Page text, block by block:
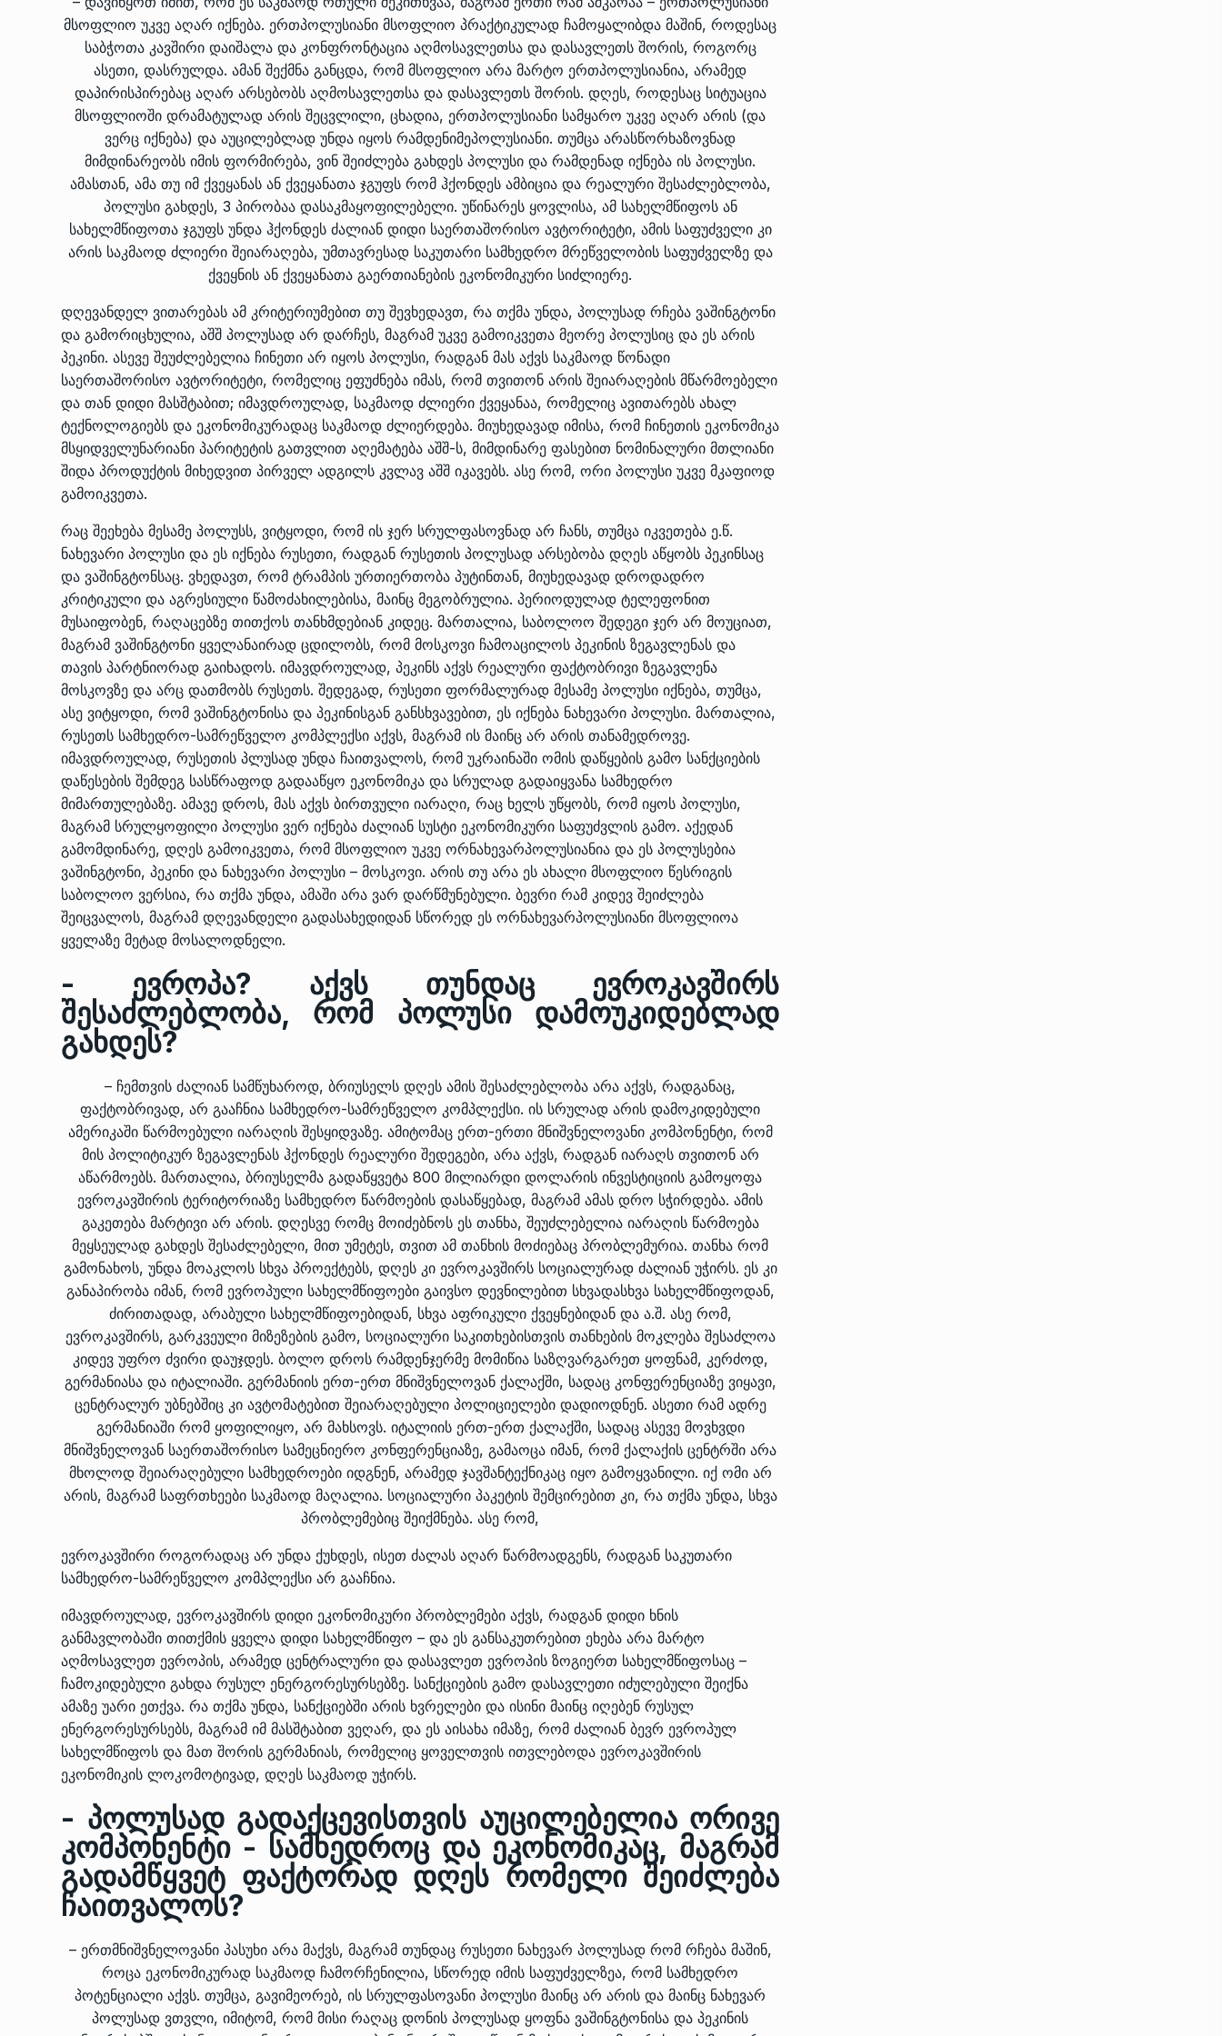
მსოფლიო უკვე აღარ იქნება. ერთპოლუსიანი მსოფლიო პრაქტიკულად ჩამოყალიბდა მაშინ, როდესაც
საბჭოთა კავშირი დაიშალა და კონფრონტაცია აღმოსავლეთსა და დასავლეთს შორის, როგორც
ასეთი, დასრულდა. ამან შექმნა განცდა, რომ მსოფლიო არა მარტო ერთპოლუსიანია, არამედ
დაპირისპირებაც აღარ არსებობს აღმოსავლეთსა და დასავლეთს შორის. დღეს, როდესაც სიტუაცია
მსოფლიოში დრამატულად არის შეცვლილი, ცხადია, ერთპოლუსიანი სამყარო უკვე აღარ არის (და
ვერც იქნება) და აუცილებლად უნდა იყოს რამდენიმეპოლუსიანი. თუმცა არასწორხაზოვნად
მიმდინარეობს იმის ფორმირება, ვინ შეიძლება გახდეს პოლუსი და რამდენად იქნება ის პოლუსი.
ამასთან, ამა თუ იმ ქვეყანას ან ქვეყანათა ჯგუფს რომ ჰქონდეს ამბიცია და რეალური შესაძლებლობა,
პოლუსი გახდეს, 3 პირობაა დასაკმაყოფილებელი. უწინარეს ყოვლისა, ამ სახელმწიფოს ან
სახელმწიფოთა ჯგუფს უნდა ჰქონდეს ძალიან დიდი საერთაშორისო ავტორიტეტი, ამის საფუძველი კი
არის საკმაოდ ძლიერი შეიარაღება, უმთავრესად საკუთარი სამხედრო მრეწველობის საფუძველზე და
ქვეყნის ან ქვეყანათა გაერთიანების ეკონომიკური სიძლიერე.
დღევანდელ ვითარებას ამ კრიტერიუმებით თუ შევხედავთ, რა თქმა უნდა, პოლუსად რჩება ვაშინგტონი
და გამორიცხულია, აშშ პოლუსად არ დარჩეს, მაგრამ უკვე გამოიკვეთა მეორე პოლუსიც და ეს არის
პეკინი. ასევე შეუძლებელია ჩინეთი არ იყოს პოლუსი, რადგან მას აქვს საკმაოდ წონადი
საერთაშორისო ავტორიტეტი, რომელიც ეფუძნება იმას, რომ თვითონ არის შეიარაღების მწარმოებელი
და თან დიდი მასშტაბით; იმავდროულად, საკმაოდ ძლიერი ქვეყანაა, რომელიც ავითარებს ახალ
ტექნოლოგიებს და ეკონომიკურადაც საკმაოდ ძლიერდება. მიუხედავად იმისა, რომ ჩინეთის ეკონომიკა
მსყიდველუნარიანი პარიტეტის გათვლით აღემატება აშშ-ს, მიმდინარე ფასებით ნომინალური მთლიანი
შიდა პროდუქტის მიხედვით პირველ ადგილს კვლავ აშშ იკავებს. ასე რომ, ორი პოლუსი უკვე მკაფიოდ
გამოიკვეთა.
რაც შეეხება მესამე პოლუსს, ვიტყოდი, რომ ის ჯერ სრულფასოვნად არ ჩანს, თუმცა იკვეთება ე.წ.
ნახევარი პოლუსი და ეს იქნება რუსეთი, რადგან რუსეთის პოლუსად არსებობა დღეს აწყობს პეკინსაც
და ვაშინგტონსაც. ვხედავთ, რომ ტრამპის ურთიერთობა პუტინთან, მიუხედავად დროდადრო
კრიტიკული და აგრესიული წამოძახილებისა, მაინც მეგობრულია. პერიოდულად ტელეფონით
მუსაიფობენ, რაღაცებზე თითქოს თანხმდებიან კიდეც. მართალია, საბოლოო შედეგი ჯერ არ მოუციათ,
მაგრამ ვაშინგტონი ყველანაირად ცდილობს, რომ მოსკოვი ჩამოაცილოს პეკინის ზეგავლენას და
თავის პარტნიორად გაიხადოს. იმავდროულად, პეკინს აქვს რეალური ფაქტობრივი ზეგავლენა
მოსკოვზე და არც დათმობს რუსეთს. შედეგად, რუსეთი ფორმალურად მესამე პოლუსი იქნება, თუმცა,
ასე ვიტყოდი, რომ ვაშინგტონისა და პეკინისგან განსხვავებით, ეს იქნება ნახევარი პოლუსი. მართალია,
რუსეთს სამხედრო-სამრეწველო კომპლექსი აქვს, მაგრამ ის მაინც არ არის თანამედროვე.
იმავდროულად, რუსეთის პლუსად უნდა ჩაითვალოს, რომ უკრაინაში ომის დაწყების გამო სანქციების
დაწესების შემდეგ სასწრაფოდ გადააწყო ეკონომიკა და სრულად გადაიყვანა სამხედრო
მიმართულებაზე. ამავე დროს, მას აქვს ბირთვული იარაღი, რაც ხელს უწყობს, რომ იყოს პოლუსი,
მაგრამ სრულყოფილი პოლუსი ვერ იქნება ძალიან სუსტი ეკონომიკური საფუძვლის გამო. აქედან
გამომდინარე, დღეს გამოიკვეთა, რომ მსოფლიო უკვე ორნახევარპოლუსიანია და ეს პოლუსებია
ვაშინგტონი, პეკინი და ნახევარი პოლუსი – მოსკოვი. არის თუ არა ეს ახალი მსოფლიო წესრიგის
საბოლოო ვერსია, რა თქმა უნდა, ამაში არა ვარ დარწმუნებული. ბევრი რამ კიდევ შეიძლება
შეიცვალოს, მაგრამ დღევანდელი გადასახედიდან სწორედ ეს ორნახევარპოლუსიანი მსოფლიოა
ყველაზე მეტად მოსალოდნელი.
- ევროპა? აქვს თუნდაც ევროკავშირს
შესაძლებლობა, რომ პოლუსი დამოუკიდებლად
გახდეს?
– ჩემთვის ძალიან სამწუხაროდ, ბრიუსელს დღეს ამის შესაძლებლობა არა აქვს, რადგანაც,
ფაქტობრივად, არ გააჩნია სამხედრო-სამრეწველო კომპლექსი. ის სრულად არის დამოკიდებული
ამერიკაში წარმოებული იარაღის შესყიდვაზე. ამიტომაც ერთ-ერთი მნიშვნელოვანი კომპონენტი, რომ
მის პოლიტიკურ ზეგავლენას ჰქონდეს რეალური შედეგები, არა აქვს, რადგან იარაღს თვითონ არ
აწარმოებს. მართალია, ბრიუსელმა გადაწყვეტა 800 მილიარდი დოლარის ინვესტიციის გამოყოფა
ევროკავშირის ტერიტორიაზე სამხედრო წარმოების დასაწყებად, მაგრამ ამას დრო სჭირდება. ამის
გაკეთება მარტივი არ არის. დღესვე რომც მოიძებნოს ეს თანხა, შეუძლებელია იარაღის წარმოება
მეყსეულად გახდეს შესაძლებელი, მით უმეტეს, თვით ამ თანხის მოძიებაც პრობლემურია. თანხა რომ
გამონახოს, უნდა მოაკლოს სხვა პროექტებს, დღეს კი ევროკავშირს სოციალურად ძალიან უჭირს. ეს კი
განაპირობა იმან, რომ ევროპული სახელმწიფოები გაივსო დევნილებით სხვადასხვა სახელმწიფოდან,
ძირითადად, არაბული სახელმწიფოებიდან, სხვა აფრიკული ქვეყნებიდან და ა.შ. ასე რომ,
ევროკავშირს, გარკვეული მიზეზების გამო, სოციალური საკითხებისთვის თანხების მოკლება შესაძლოა
კიდევ უფრო ძვირი დაუჯდეს. ბოლო დროს რამდენჯერმე მომიწია საზღვარგარეთ ყოფნამ, კერძოდ,
გერმანიასა და იტალიაში. გერმანიის ერთ-ერთ მნიშვნელოვან ქალაქში, სადაც კონფერენციაზე ვიყავი,
ცენტრალურ უბნებშიც კი ავტომატებით შეიარაღებული პოლიციელები დადიოდნენ. ასეთი რამ ადრე
გერმანიაში რომ ყოფილიყო, არ მახსოვს. იტალიის ერთ-ერთ ქალაქში, სადაც ასევე მოვხვდი
მნიშვნელოვან საერთაშორისო სამეცნიერო კონფერენციაზე, გამაოცა იმან, რომ ქალაქის ცენტრში არა
მხოლოდ შეიარაღებული სამხედროები იდგნენ, არამედ ჯავშანტექნიკაც იყო გამოყვანილი. იქ ომი არ
არის, მაგრამ საფრთხეები საკმაოდ მაღალია. სოციალური პაკეტის შემცირებით კი, რა თქმა უნდა, სხვა
პრობლემებიც შეიქმნება. ასე რომ,
ევროკავშირი როგორადაც არ უნდა ქუხდეს, ისეთ ძალას აღარ წარმოადგენს, რადგან საკუთარი
სამხედრო-სამრეწველო კომპლექსი არ გააჩნია.
იმავდროულად, ევროკავშირს დიდი ეკონომიკური პრობლემები აქვს, რადგან დიდი ხნის
განმავლობაში თითქმის ყველა დიდი სახელმწიფო – და ეს განსაკუთრებით ეხება არა მარტო
აღმოსავლეთ ევროპის, არამედ ცენტრალური და დასავლეთ ევროპის ზოგიერთ სახელმწიფოსაც –
ჩამოკიდებული გახდა რუსულ ენერგორესურსებზე. სანქციების გამო დასავლეთი იძულებული შეიქნა
ამაზე უარი ეთქვა. რა თქმა უნდა, სანქციებში არის ხვრელები და ისინი მაინც იღებენ რუსულ
ენერგორესურსებს, მაგრამ იმ მასშტაბით ვეღარ, და ეს აისახა იმაზე, რომ ძალიან ბევრ ევროპულ
სახელმწიფოს და მათ შორის გერმანიას, რომელიც ყოველთვის ითვლებოდა ევროკავშირის
ეკონომიკის ლოკომოტივად, დღეს საკმაოდ უჭირს.
- პოლუსად გადაქცევისთვის აუცილებელია ორივე
კომპონენტი - სამხედროც და ეკონომიკაც, მაგრამ
გადამწყვეტ ფაქტორად დღეს რომელი შეიძლება
ჩაითვალოს?
– ერთმნიშვნელოვანი პასუხი არა მაქვს, მაგრამ თუნდაც რუსეთი ნახევარ პოლუსად რომ რჩება მაშინ,
როცა ეკონომიკურად საკმაოდ ჩამორჩენილია, სწორედ იმის საფუძველზეა, რომ სამხედრო
პოტენციალი აქვს. თუმცა, გავიმეორებ, ის სრულფასოვანი პოლუსი მაინც არ არის და მაინც ნახევარ
პოლუსად ვთვლი, იმიტომ, რომ მისი რაღაც დონის პოლუსად ყოფნა ვაშინგტონისა და პეკინის